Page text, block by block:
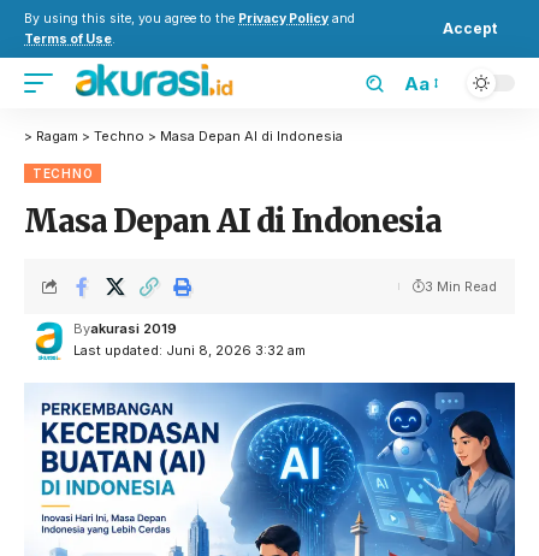
By using this site, you agree to the Privacy Policy and
Terms of Use.
Accept
Aa
> Ragam > Techno > Masa Depan AI di Indonesia
TECHNO
Masa Depan AI di Indonesia
Last updated: Juni 8, 2026 3:32 am
Byakurasi 2019
3 Min Read